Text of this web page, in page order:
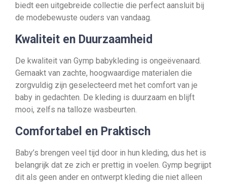
biedt een uitgebreide collectie die perfect aansluit bij
de modebewuste ouders van vandaag.
Kwaliteit en Duurzaamheid
De kwaliteit van Gymp babykleding is ongeëvenaard.
Gemaakt van zachte, hoogwaardige materialen die
zorgvuldig zijn geselecteerd met het comfort van je
baby in gedachten. De kleding is duurzaam en blijft
mooi, zelfs na talloze wasbeurten.
Comfortabel en Praktisch
Baby’s brengen veel tijd door in hun kleding, dus het is
belangrijk dat ze zich er prettig in voelen. Gymp begrijpt
dit als geen ander en ontwerpt kleding die niet alleen